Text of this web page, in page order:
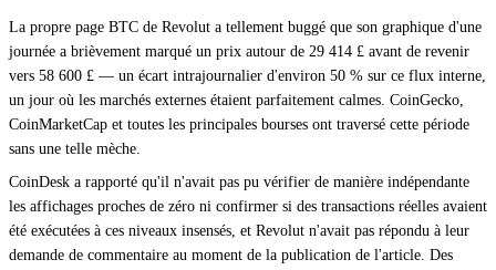
La propre page BTC de Revolut a tellement buggé que son graphique d'une
journée a brièvement marqué un prix autour de 29 414 £ avant de revenir
vers 58 600 £ — un écart intrajournalier d'environ 50 % sur ce flux interne,
un jour où les marchés externes étaient parfaitement calmes. CoinGecko,
CoinMarketCap et toutes les principales bourses ont traversé cette période
sans une telle mèche.
CoinDesk a rapporté qu'il n'avait pas pu vérifier de manière indépendante
les affichages proches de zéro ni confirmer si des transactions réelles avaient
été exécutées à ces niveaux insensés, et Revolut n'avait pas répondu à leur
demande de commentaire au moment de la publication de l'article. Des